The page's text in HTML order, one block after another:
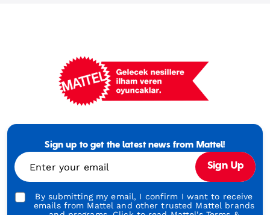
Footer
Turkish
Sign up to get the latest news from Mattel!
Enter your email Sign Up
By submitting my email, I confirm I want to receive
emails from Mattel and other trusted Mattel brands